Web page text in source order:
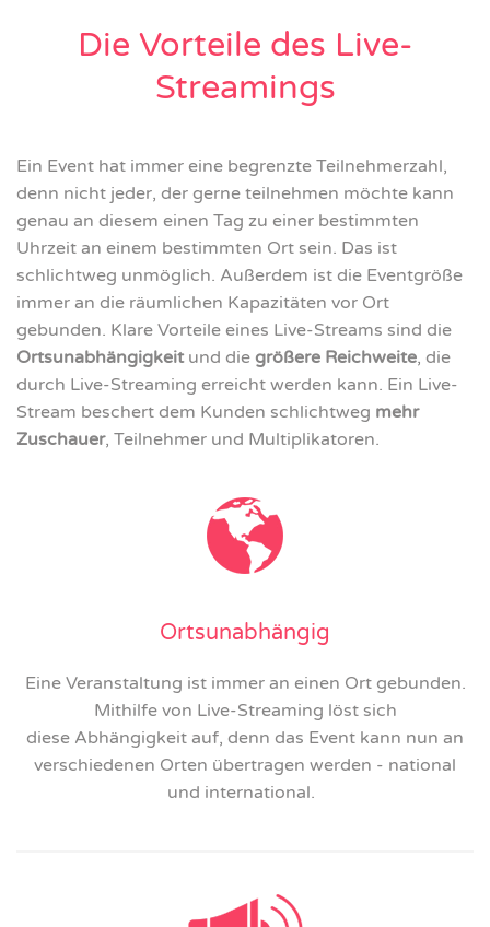
Die Vorteile des Live-
Streamings
Ein Event hat immer eine begrenzte Teilnehmerzahl,
denn nicht jeder, der gerne teilnehmen möchte kann
genau an diesem einen Tag zu einer bestimmten
Uhrzeit an einem bestimmten Ort sein. Das ist
schlichtweg unmöglich. Außerdem ist die Eventgröße
immer an die räumlichen Kapazitäten vor Ort
gebunden. Klare Vorteile eines Live-Streams sind die
Ortsunabhängigkeitund die größere Reichweite, die
durch Live-Streaming erreicht werden kann. Ein Live-
Stream beschert dem Kunden schlichtweg mehr
Zuschauer, Teilnehmer und Multiplikatoren.
Ortsunabhängig
Eine Veranstaltung ist immer an einen Ort gebunden.
Mithilfe von Live-Streaming löst sich
diese Abhängigkeit auf, denn das Event kann nun an
verschiedenen Orten übertragen werden - national
und international.